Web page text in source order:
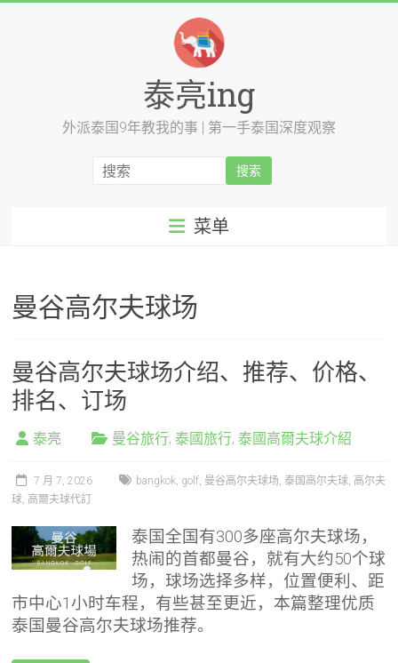
泰亮ing
外派泰国9年教我的事 | 第一手泰国深度观察
菜单
曼谷高尔夫球场
曼谷高尔夫球场介绍、推荐、价格、
排名、订场
泰亮 曼谷旅行,泰國旅行,泰國高爾夫球介紹
7 月 7, 2026 bangkok, golf, 曼谷高尔夫球场,泰国高尔夫球, 高尔夫
球, 高爾夫球代訂
泰国全国有300多座高尔夫球场，
热闹的首都曼谷，就有大约50个球
场，球场选择多样，位置便利、距
市中心1小时车程，有些甚至更近，本篇整理优质
泰国曼谷高尔夫球场推荐。